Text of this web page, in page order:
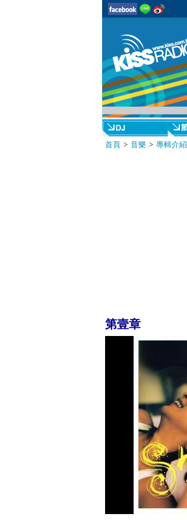
首頁> 音樂> 專輯介紹
第壹章